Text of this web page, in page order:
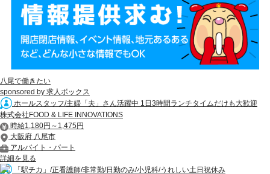
八尾で働きたい
sponsored by 求人ボックス
ホールスタッフ/主婦「夫」さん活躍中 1日3時間ランチタイムだけも大歓迎
株式会社FOOD & LIFE INNOVATIONS
時給1,180円～1,475円
大阪府 八尾市
アルバイト・パート
詳細を見る
「駅チカ」/正看護師/非常勤/日勤のみ/小児科/うれしい土日祝休み